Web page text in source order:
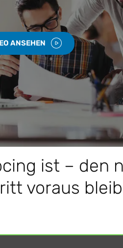
ANSEHEN
ist – den
voraus